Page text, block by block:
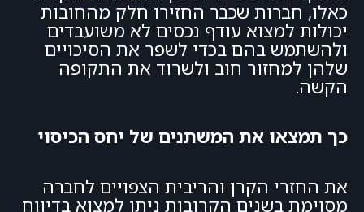
כאלו, חברות שכבר החזירו חלק מהחובות
יכולות למצוא עודף נכסים לא משועבדים
ולהשתמש בהם בכדי לשפר את הסיכויים
שלהן למחזור חוב ולשרוד את התקופה
הקשה.
כך תמצאו את המשתנים של יחס הכיסוי
את החזרי הקרן והריבית הצפויים לחברה
מסוימת בשנים הקרובות ניתן למצוא בדיווח